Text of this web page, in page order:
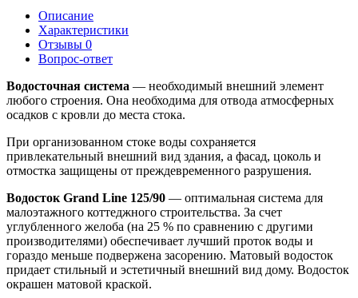
Описание
Характеристики
Отзывы 0
Вопрос-ответ
Водосточная система — необходимый внешний элемент
любого строения. Она необходима для отвода атмосферных
осадков с кровли до места стока.
При организованном стоке воды сохраняется
привлекательный внешний вид здания, а фасад, цоколь и
отмостка защищены от преждевременного разрушения.
Водосток Grand Line 125/90 — оптимальная система для
малоэтажного коттеджного строительства. За счет
углубленного желоба (на 25 % по сравнению с другими
производителями) обеспечивает лучший проток воды и
гораздо меньше подвержена засорению. Матовый водосток
придает стильный и эстетичный внешний вид дому. Водосток
окрашен матовой краской.